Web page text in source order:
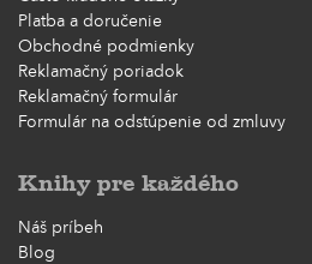
Platba a doručenie
Obchodné podmienky
Reklamačný poriadok
Reklamačný formulár
Formulár na odstúpenie od zmluvy
Knihy pre každého
Náš príbeh
Blog